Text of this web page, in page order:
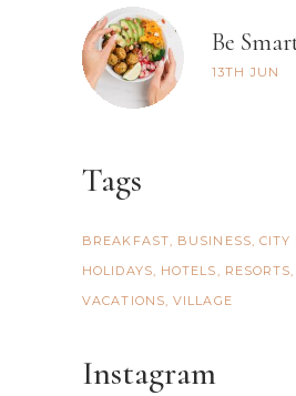
Be
13TH JUN
Tags
BREAKFAST BUSINESS CITY
HOLIDAYS
HOTELS RESORTS
VACATIONS VILLAGE
Instagram